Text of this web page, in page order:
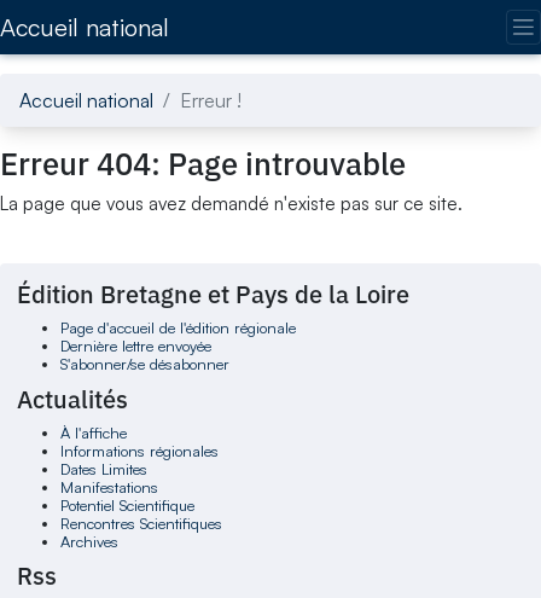
Accueil national
Accueil national Erreur !
Erreur 404: Page introuvable
La page que vous avez demandé n'existe pas sur ce site.
Édition Bretagne et Pays de la Loire
Page d'accueil de l'édition régionale
Dernière lettre envoyée
S'abonner/se désabonner
Actualités
À l'affiche
Informations régionales
Dates Limites
Manifestations
Potentiel Scientifique
Rencontres Scientifiques
Archives
Rss